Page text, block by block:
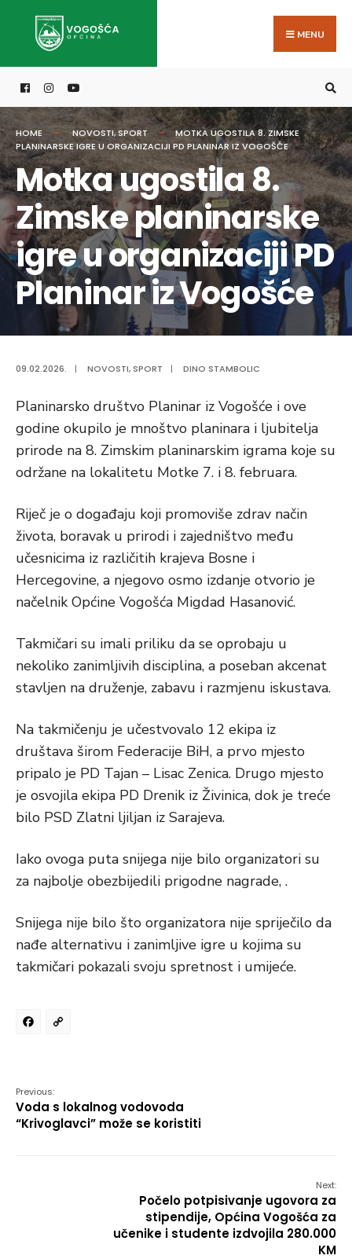
MENU
HOME NOVOSTI,SPORT
MOTKA UGOSTILA 8. ZIMSKE
PLANINARSKE IGRE U ORGANIZACIJI PD PLANINAR IZ VOGOŠĆE
Motka ugostila 8.
Zimske planinarske
igre u organizaciji PD
Planinar iz Vogošće
09.02.2026. | NOVOSTI, SPORT | DINO STAMBOLIC
Planinarsko društvo Planinar iz Vogošće i ove
godine okupilo je mnoštvo planinara i ljubitelja
prirode na 8. Zimskim planinarskim igrama koje su
održane na lokalitetu Motke 7. i 8. februara.
Riječ je o događaju koji promoviše zdrav način
života, boravak u prirodi i zajedništvo među
učesnicima iz različitih krajeva Bosne i
Hercegovine, a njegovo osmo izdanje otvorio je
načelnik Općine Vogošća Migdad Hasanović.
Takmičari su imali priliku da se oprobaju u
nekoliko zanimljivih disciplina, a poseban akcenat
stavljen na druženje, zabavu i razmjenu iskustava.
Na takmičenju je učestvovalo 12 ekipa iz
društava širom Federacije BiH, a prvo mjesto
pripalo je PD Tajan – Lisac Zenica. Drugo mjesto
je osvojila ekipa PD Drenik iz Živinica, dok je treće
bilo PSD Zlatni ljiljan iz Sarajeva.
Iako ovoga puta snijega nije bilo organizatori su
za najbolje obezbijedili prigodne nagrade, .
Snijega nije bilo što organizatora nije spriječilo da
nađe alternativu i zanimljive igre u kojima su
takmičari pokazali svoju spretnost i umijeće.
Facebook
Previous:
Voda s lokalnog vodovoda
“Krivoglavci” može se koristiti
Next:
Počelo potpisivanje ugovora za
stipendije, Općina Vogošća za
učenike i studente izdvojila 280.000
KM
for: